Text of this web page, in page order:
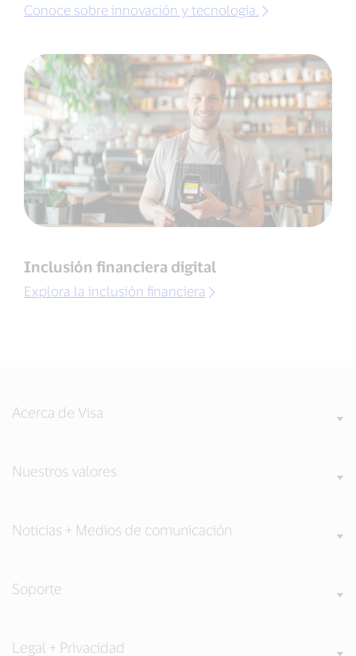
Conoce sobre innovación y tecnología.
Inclusión financiera digital
Explora la inclusión financiera
Acerca de Visa
Nuestros valores
Noticias + Medios de comunicación
Soporte
Legal + Privacidad